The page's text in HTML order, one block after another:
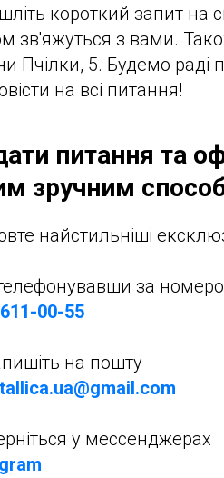
короткий запит
зв'яжуться з вами.
Пчілки, 5. Будемо раді
на всі питання!
питання та
зручним
найстильніші
за
00-55
на пошту
у мессенджерах